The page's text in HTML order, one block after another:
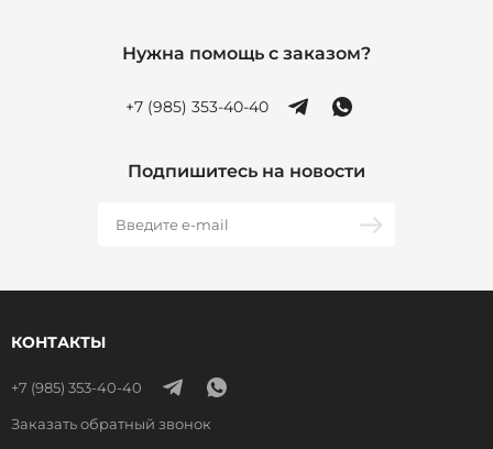
Нужна помощь с заказом?
+7 (985) 353-40-40
Подпишитесь на новости
КОНТАКТЫ
+7 (985) 353-40-40
Заказать обратный звонок